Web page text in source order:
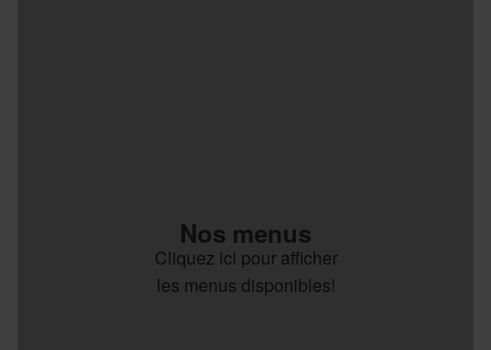
Nos menus
Cliquez ici pour afficher
les menus disponibles!